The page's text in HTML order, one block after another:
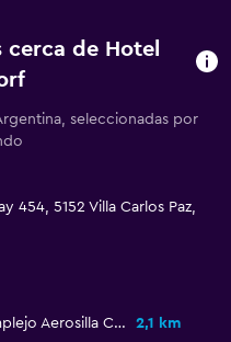
cerca de Hotel
seleccionadas por
454, 5152 Villa Carlos Paz,
Complejo Aerosilla Carlos Paz 2,1 km